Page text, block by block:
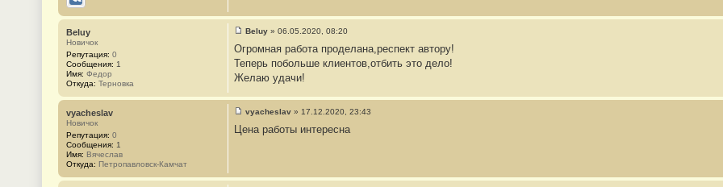
ВКонтакте
Beluy
Новичок
Репутация: 0
Сообщения: 1
Имя: Федор
Откуда: Терновка
о
о
б
щ
н
е
8
Beluy » 06.05.2020, 08:20
Огромная работа проделана,респект автору!
Теперь побольше клиентов,отбить это дело!
Желаю удачи!
vyacheslav
Новичок
Репутация: 0
Сообщения: 1
Имя: Вячеслав
Откуда: Петропавловск-Камчат
о
н
vyacheslav » 17.12.2020, 23:43
Цена работы интересна